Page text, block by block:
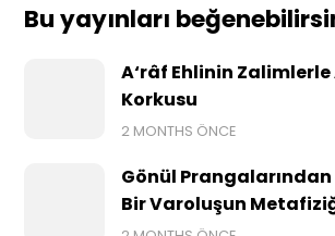
Bu yayınları
A‘râf Ehlinin Zalimlerle
Korkusu
2 MONTHS ÖNCE
Gönül Prangalarından
Bir Varoluşun